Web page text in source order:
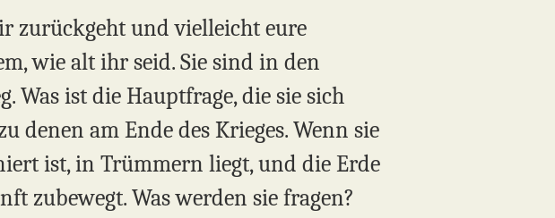
zurückgeht und vielleicht eure
wie alt ihr seid. Sie sind in den
Was ist die Hauptfrage, die sie sich
denen am Ende des Krieges. Wenn sie
ist, in Trümmern liegt, und die Erde
zubewegt. Was werden sie fragen?